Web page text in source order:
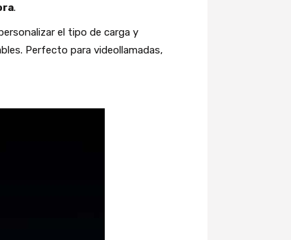
.
el tipo de carga y
Perfecto para videollamadas,